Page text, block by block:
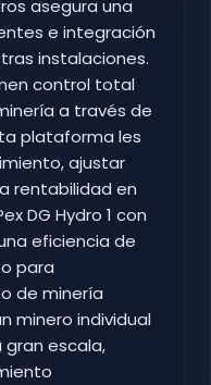
asegura una
e integración
instalaciones.
control total
a través de
plataforma les
ajustar
rentabilidad en
DG Hydro 1 con
eficiencia de
para
de minería
minero individual
escala,